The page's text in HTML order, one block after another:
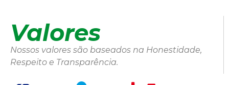
Valores
Nossos valores são baseados na Honestidade,
Respeito e Transparência.